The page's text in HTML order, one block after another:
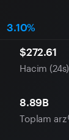
3.10%
$272.61
Hacim (24s)
8.89B
Toplam arz